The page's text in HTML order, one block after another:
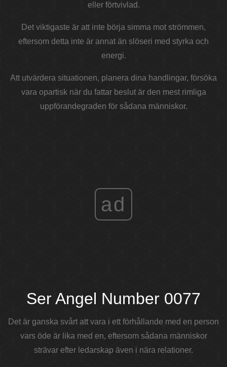
eller förtvivlad.
Det viktigaste är att inte börja simma mot strömmen,
eftersom detta inte är annat än slöseri med styrka och
energi.
Att utvärdera situationen, planera dina handlingar, försöka
vara opartisk när du fattar beslut är den mest rimliga
uppförandegraden för sådana människor.
ad
Ser Angel Number 0077
Det är ganska svårt att vara i ett förhållande med en person
vars öde är lika med en, eftersom sådana människor
strävar efter ledarskap även i nära relationer.